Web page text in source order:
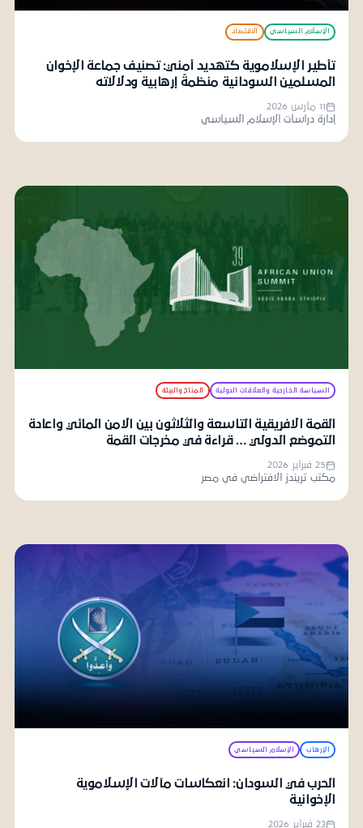
الإسلام السياسي الاقتصاد
تأطير الإسلاموية كتهديد أمني: تصنيف جماعة الإخوان
المسلمين السودانية منظمةً إرهابية ودلالاته
11 مارس 2026
إدارة دراسات الإسلام السياسي
السياسة الخارجية والعلاقات الدولية المناخ والبيئة
القمة الافريقية التاسعة والثلاثون بين الامن المائي واعادة
التموضع الدولي … قراءة في مخرجات القمة
25 فبراير 2026
مكتب تريندز الافتراضي في مصر
الإرهاب الإسلام السياسي
الحرب في السودان: انعكاسات مآلات الإسلاموية
الإخوانية
23 فبراير 2026